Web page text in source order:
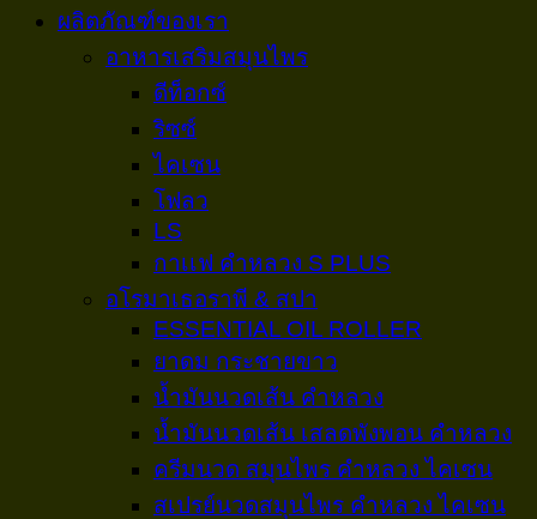
ผลิตภัณฑ์ของเรา
อาหารเสริมสมุนไพร
ดีท็อกซ์
ริซซ์
ไคเซน
โฟลว
LS
กาเเฟ คำหลวง S PLUS
อโรมาเธอราพี & สปา
ESSENTIAL OIL ROLLER
ยาดม กระชายขาว
น้ำมันนวดเส้น คำหลวง
น้ำมันนวดเส้น เสลดพังพอน คำหลวง
ครีมนวด สมุนไพร คำหลวง ไคเซน
สเปรย์นวดสมุนไพร คำหลวง ไคเซน